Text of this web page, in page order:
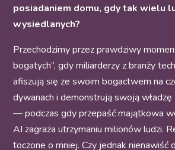
posiadaniem domu, gdy tak wielu
wysiedlanych?
Przechodzimy przez prawdziwy
bogatych”, gdy miliarderzy z branży
afiszują się ze swoim bogactwem na
dywanach i demonstrują swoją
— podczas gdy przepaść majątkowa
AI zagraża utrzymaniu milionów ludzi.
toczone o mniej. Czy jednak nienawiść